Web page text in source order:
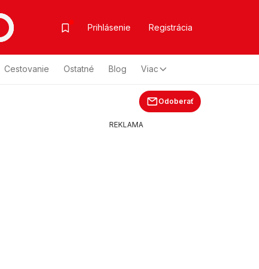
Prihlásenie Registrácia
Cestovanie Ostatné Blog Viac
Odoberať
REKLAMA